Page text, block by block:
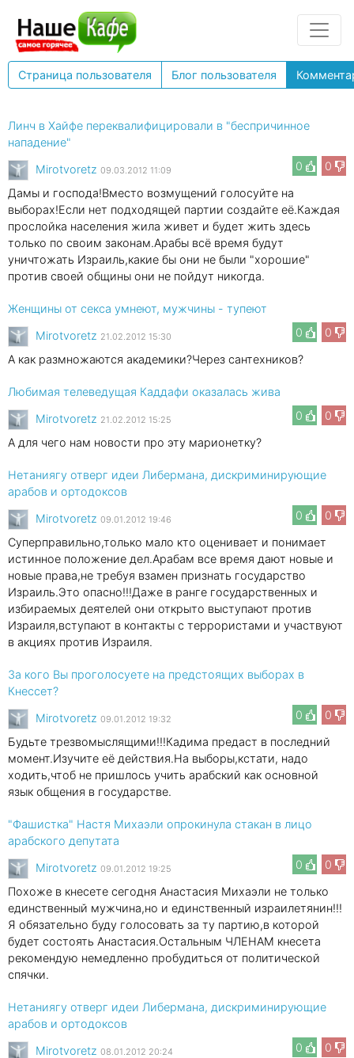
Страница пользователя Блог пользователя
Линч в Хайфе переквалифицировали в "беспричинное
нападение"
0
0
Mirotvoretz 09.03.2012 11:09
Дамы и господа!Вместо возмущений голосуйте на
выборах!Если нет подходящей партии создайте её.Каждая
прослойка населения жила живет и будет жить здесь
только по своим законам.Арабы всё время будут
уничтожать Израиль,какие бы они не были "хорошие"
против своей общины они не пойдут никогда.
Женщины от секса умнеют, мужчины - тупеют
0
0
Mirotvoretz 21.02.2012 15:30
А как размножаются академики?Через сантехников?
Любимая телеведущая Каддафи оказалась жива
0
0
Mirotvoretz 21.02.2012 15:25
А для чего нам новости про эту марионетку?
Нетаниягу отверг идеи Либермана, дискриминирующие
арабов и ортодоксов
0
0
Mirotvoretz 09.01.2012 19:46
Суперправильно,только мало кто оценивает и понимает
истинное положение дел.Арабам все время дают новые и
новые права,не требуя взамен признать государство
Израиль.Это опасно!!!Даже в ранге государственных и
избираемых деятелей они открыто выступают против
Израиля,вступают в контакты с террористами и участвуют
в акциях против Израиля.
За кого Вы проголосуете на предстоящих выборах в
Кнессет?
0
0
Mirotvoretz 09.01.2012 19:32
Будьте трезвомыслящими!!!Кадима предаст в последний
момент.Изучите её действия.На выборы,кстати, надо
ходить,чтоб не пришлось учить арабский как основной
язык общения в государстве.
"Фашистка" Настя Михаэли опрокинула стакан в лицо
арабского депутата
0
0
Mirotvoretz 09.01.2012 19:25
Похоже в кнесете сегодня Анастасия Михаэли не только
единственный мужчина,но и единственный израилетянин!!!
Я обязательно буду голосовать за ту партию,в которой
будет состоять Анастасия.Остальным ЧЛЕНАМ кнесета
рекомендую немедленно пробудиться от политической
спячки.
Нетаниягу отверг идеи Либермана, дискриминирующие
арабов и ортодоксов
0
0
Mirotvoretz 08.01.2012 20:24